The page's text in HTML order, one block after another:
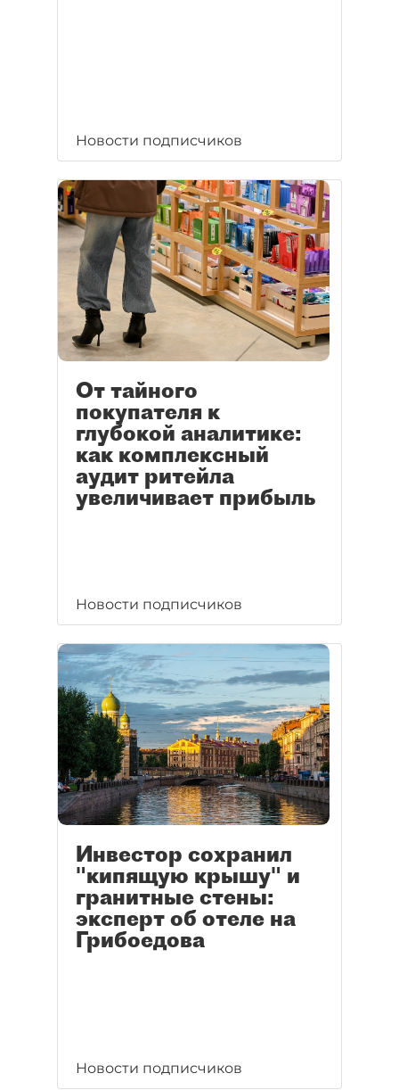
Новости подписчиков
От тайного
покупателя к
глубокой аналитике:
как комплексный
аудит ритейла
увеличивает прибыль
Новости подписчиков
Инвестор сохранил
"кипящую крышу" и
гранитные стены:
эксперт об отеле на
Грибоедова
Новости подписчиков